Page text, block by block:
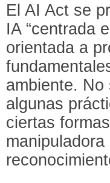
El AI Act se
IA “centrada
orientada a
ambiente.
algunas
ciertas